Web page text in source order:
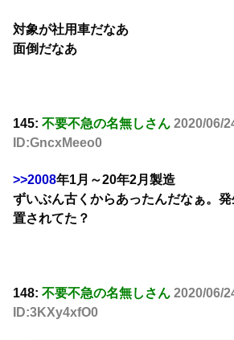
対象が社用車だなあ
面倒だなあ
145: 不要不急の名無しさん 2020/06/
ID:GncxMeeo0
>>2008年1月～20年2月製造
ずいぶん古くからあったんだなぁ。
置されてた？
148: 不要不急の名無しさん 2020/06/
ID:3KXy4xfO0